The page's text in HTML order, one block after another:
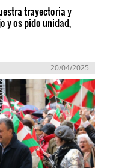
trayectoria y
y os pido unidad,
20/04/2025